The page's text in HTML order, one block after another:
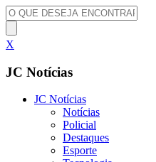
X
JC Notícias
JC Notícias
Notícias
Policial
Destaques
Esporte